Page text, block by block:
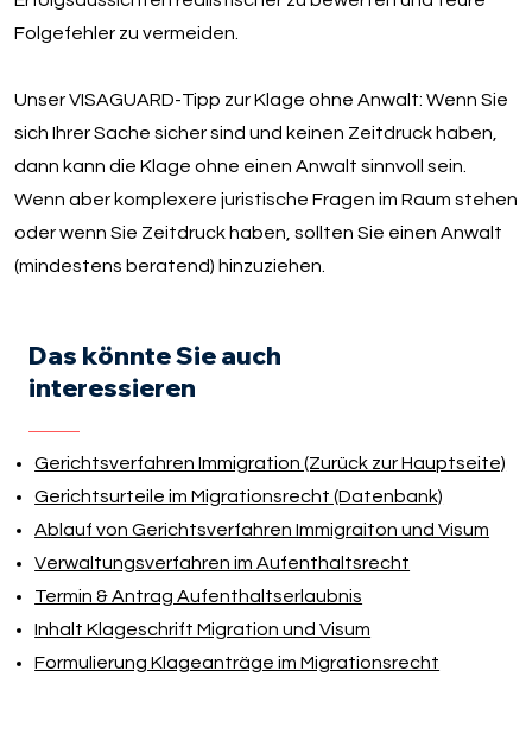
Folgefehler zu vermeiden.
Unser VISAGUARD-Tipp zur Klage ohne Anwalt: Wenn Sie
sich Ihrer Sache sicher sind und keinen Zeitdruck haben,
dann kann die Klage ohne einen Anwalt sinnvoll sein.
Wenn aber komplexere juristische Fragen im Raum stehen
oder wenn Sie Zeitdruck haben, sollten Sie einen Anwalt
(mindestens beratend) hinzuziehen.
Das könnte Sie auch
interessieren
Gerichtsverfahren Immigration (Zurück zur Hauptseite)
Gerichtsurteile im Migrationsrecht (Datenbank)
Ablauf von Gerichtsverfahren Immigraiton und Visum
Verwaltungsverfahren im Aufenthaltsrecht
Termin & Antrag Aufenthaltserlaubnis
Inhalt Klageschrift Migration und Visum
Formulierung Klageanträge im Migrationsrecht